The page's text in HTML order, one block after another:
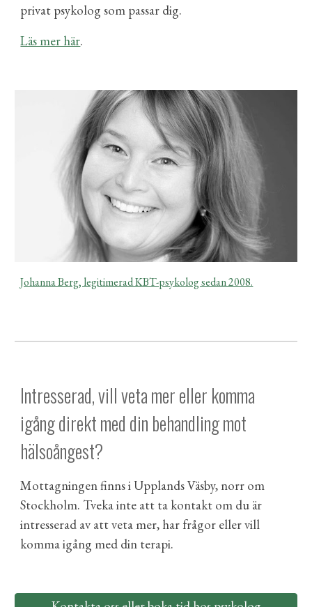
privat psykolog som passar dig.
Läs mer här.
Johanna Berg, legitimerad KBT-psykolog sedan 2008.
Intresserad, vill veta mer eller komma
igång direkt med din behandling mot
hälsoångest?
Mottagningen finns i Upplands Väsby, norr om
Stockholm. Tveka inte att ta kontakt om du är
intresserad av att veta mer, har frågor eller vill
komma igång med din terapi.